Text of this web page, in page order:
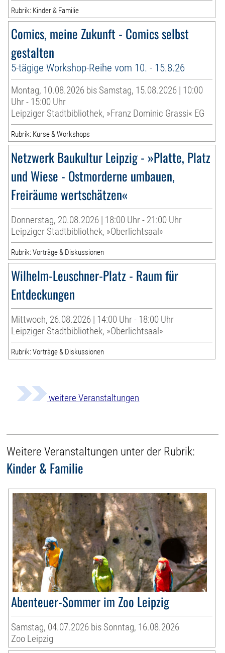
Rubrik: Kinder & Familie
Comics, meine Zukunft - Comics selbst
gestalten
5-tägige Workshop-Reihe vom 10. - 15.8.26
Montag, 10.08.2026 bis Samstag, 15.08.2026 | 10:00
Uhr - 15:00 Uhr
Leipziger Stadtbibliothek, »Franz Dominic Grassi« EG
Rubrik: Kurse & Workshops
Netzwerk Baukultur Leipzig - »Platte, Platz
und Wiese - Ostmorderne umbauen,
Freiräume wertschätzen«
Donnerstag, 20.08.2026 | 18:00 Uhr - 21:00 Uhr
Leipziger Stadtbibliothek, »Oberlichtsaal»
Rubrik: Vorträge & Diskussionen
Wilhelm-Leuschner-Platz - Raum für
Entdeckungen
Mittwoch, 26.08.2026 | 14:00 Uhr - 18:00 Uhr
Leipziger Stadtbibliothek, »Oberlichtsaal»
Rubrik: Vorträge & Diskussionen
weitere Veranstaltungen
Weitere Veranstaltungen unter der Rubrik:
Kinder & Familie
Abenteuer-Sommer im Zoo Leipzig
Samstag, 04.07.2026 bis Sonntag, 16.08.2026
Zoo Leipzig